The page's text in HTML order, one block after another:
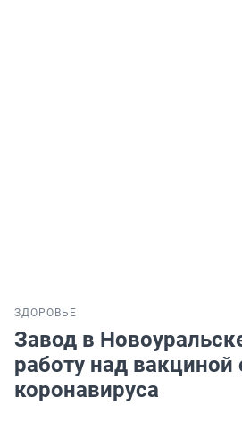
ЗДОРОВЬЕ
Завод в
работу над вакциной
коронавируса